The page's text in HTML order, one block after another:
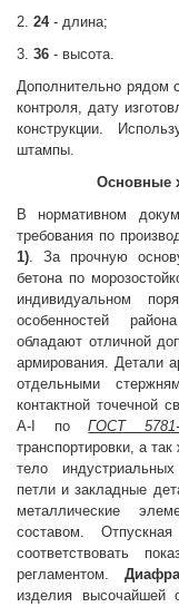
2. 24- длина;
3. 36 - высота.
Дополнительно рядом
контроля, дату
конструкции.
штампы.
Основные
В нормативном
требования по
1). За прочную
бетона по
индивидуальном
особенностей
обладают отличной
армирования. Детали
отдельными
контактной точечной
A-I поГОСТ
транспортировки, а
тело
петли и закладные
металлические
составом.
соответствовать
регламентом.
изделия высочайшей